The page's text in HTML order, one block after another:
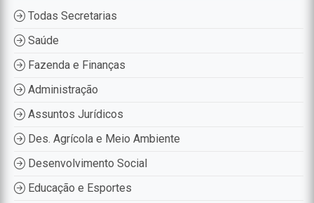
Todas Secretarias
Saúde
Fazenda e Finanças
Administração
Assuntos Jurídicos
Des. Agrícola e Meio Ambiente
Desenvolvimento Social
Educação e Esportes